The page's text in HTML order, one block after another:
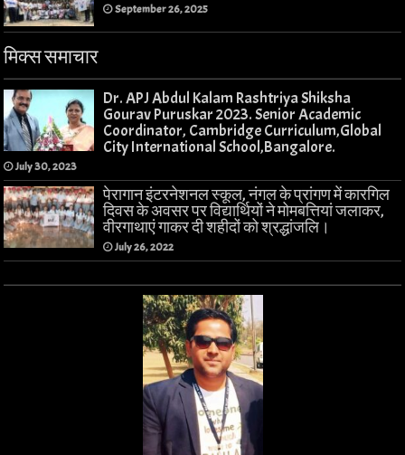
September 26, 2025
मिक्स समाचार
Dr. APJ Abdul Kalam Rashtriya Shiksha
Gourav Puruskar 2023. Senior Academic
Coordinator, Cambridge Curriculum,Global
City International School,Bangalore.
July 30, 2023
पेरागान इंटरनेशनल स्कूल, नंगल के प्रांगण में कारगिल
दिवस के अवसर पर विद्यार्थियों ने मोमबत्तियां जलाकर,
वीरगाथाएं गाकर दी शहीदों को श्रद्धांजलि।
July 26, 2022